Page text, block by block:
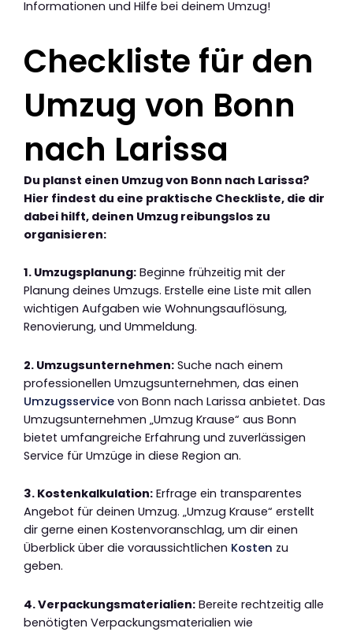
Informationen und Hilfe bei deinem Umzug!
Checkliste für den
Umzug von Bonn
nach Larissa
Du planst einen Umzug von Bonn nach Larissa?
Hier findest du eine praktische Checkliste, die dir
dabei hilft, deinen Umzug reibungslos zu
organisieren:
1. Umzugsplanung: Beginne frühzeitig mit der
Planung deines Umzugs. Erstelle eine Liste mit allen
wichtigen Aufgaben wie Wohnungsauflösung,
Renovierung, und Ummeldung.
2. Umzugsunternehmen: Suche nach einem
professionellen Umzugsunternehmen, das einen
Umzugsservice von Bonn nach Larissa anbietet. Das
Umzugsunternehmen „Umzug Krause“ aus Bonn
bietet umfangreiche Erfahrung und zuverlässigen
Service für Umzüge in diese Region an.
3. Kostenkalkulation: Erfrage ein transparentes
Angebot für deinen Umzug. „Umzug Krause“ erstellt
dir gerne einen Kostenvoranschlag, um dir einen
Überblick über die voraussichtlichen Kosten zu
geben.
4. Verpackungsmaterialien: Bereite rechtzeitig alle
benötigten Verpackungsmaterialien wie